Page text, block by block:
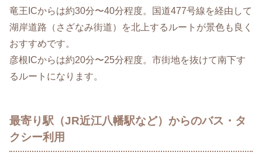
竜王ICからは約30分〜40分程度。国道477号線を経由して
湖岸道路（さざなみ街道）を北上するルートが景色も良く
おすすめです。
彦根ICからは約20分〜25分程度。市街地を抜けて南下す
るルートになります。
最寄り駅（JR近江八幡駅など）からのバス・タ
クシー利用